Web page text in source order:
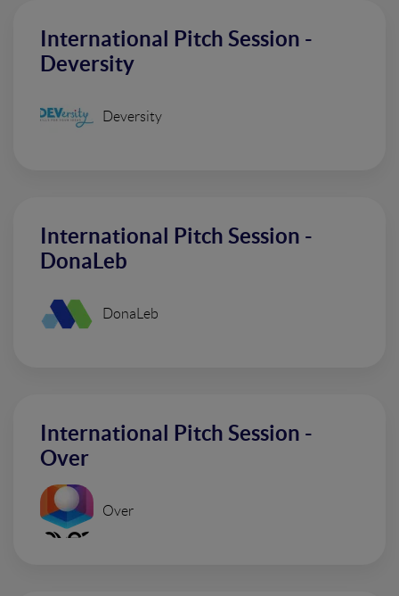
International Pitch Session -
Deversity
Deversity
International Pitch Session -
DonaLeb
DonaLeb
International Pitch Session -
Over
Over